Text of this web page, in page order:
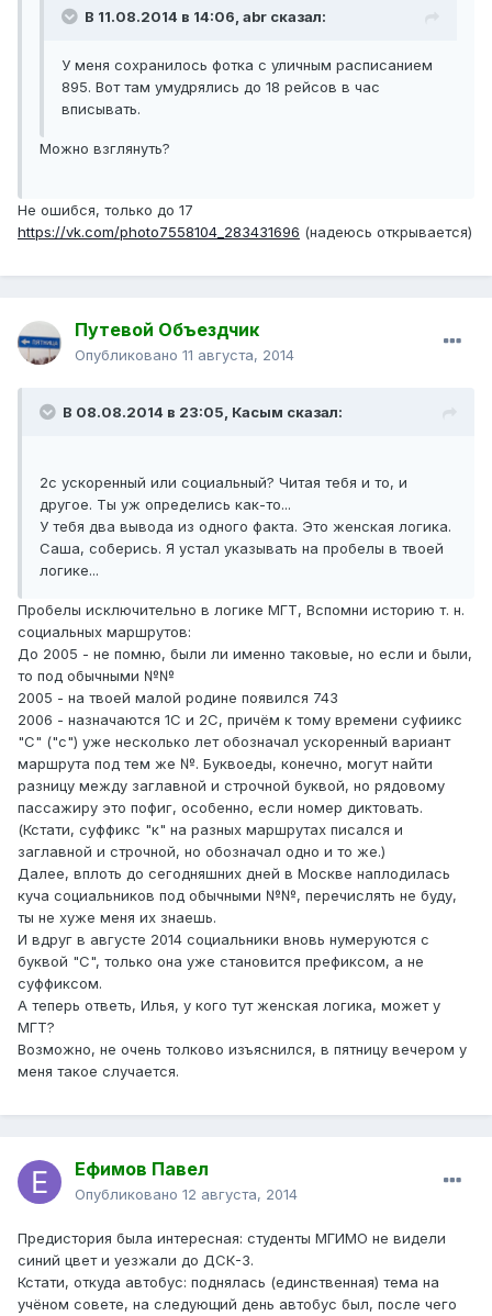
В 11.08.2014 в 14:06, abr сказал:
У меня сохранилось фотка с уличным расписанием
895. Вот там умудрялись до 18 рейсов в час
вписывать.
Можно взглянуть?
Не ошибся, только до 17
https://vk.com/photo7558104_283431696 (надеюсь открывается)
Путевой Объездчик
Опубликовано 11 августа, 2014
В 08.08.2014 в 23:05, Касым сказал:
2c ускоренный или социальный? Читая тебя и то, и
другое. Ты уж определись как-то...
У тебя два вывода из одного факта. Это женская логика.
Саша, соберись. Я устал указывать на пробелы в твоей
логике...
Пробелы исключительно в логике МГТ, Вспомни историю т. н.
социальных маршрутов:
До 2005 - не помню, были ли именно таковые, но если и были,
то под обычными №№
2005 - на твоей малой родине появился 743
2006 - назначаются 1С и 2С, причём к тому времени суфиикс
"С" ("с") уже несколько лет обозначал ускоренный вариант
маршрута под тем же №. Буквоеды, конечно, могут найти
разницу между заглавной и строчной буквой, но рядовому
пассажиру это пофиг, особенно, если номер диктовать.
(Кстати, суффикс "к" на разных маршрутах писался и
заглавной и строчной, но обозначал одно и то же.)
Далее, вплоть до сегодняшних дней в Москве наплодилась
куча социальников под обычными №№, перечислять не буду,
ты не хуже меня их знаешь.
И вдруг в августе 2014 социальники вновь нумеруются с
буквой "С", только она уже становится префиксом, а не
суффиксом.
А теперь ответь, Илья, у кого тут женская логика, может у
МГТ?
Возможно, не очень толково изъяснился, в пятницу вечером у
меня такое случается.
Ефимов Павел
Опубликовано 12 августа, 2014
Предистория была интересная: студенты МГИМО не видели
синий цвет и уезжали до ДСК-3.
Кстати, откуда автобус: поднялась (единственная) тема на
учёном совете, на следующий день автобус был, после чего